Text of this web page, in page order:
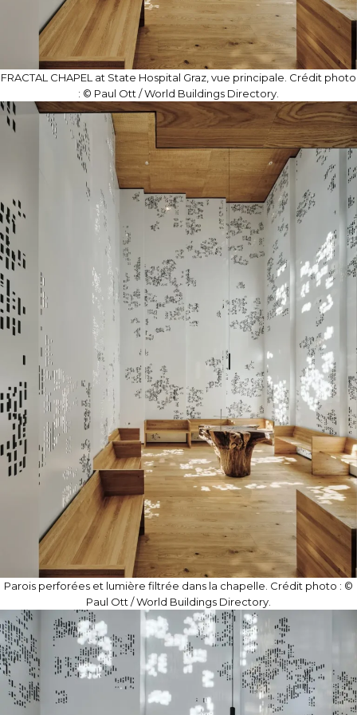
FRACTAL CHAPEL at State Hospital Graz, vue principale. Crédit photo
: © Paul Ott / World Buildings Directory.
Parois perforées et lumière filtrée dans la chapelle. Crédit photo : ©
Paul Ott / World Buildings Directory.